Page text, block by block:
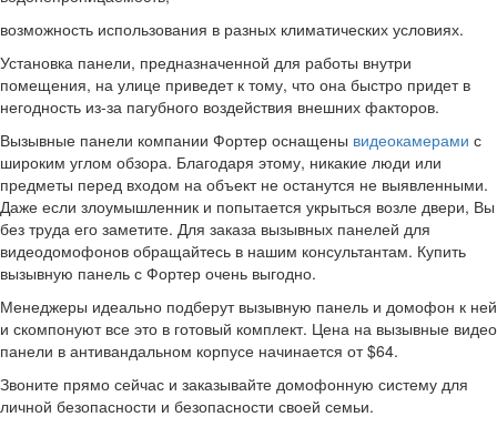
возможность использования в разных климатических условиях.
Установка панели, предназначенной для работы внутри
помещения, на улице приведет к тому, что она быстро придет в
негодность из-за пагубного воздействия внешних факторов.
Вызывные панели компании Фортер оснащены видеокамерами с
широким углом обзора. Благодаря этому, никакие люди или
предметы перед входом на объект не останутся не выявленными.
Даже если злоумышленник и попытается укрыться возле двери, Вы
без труда его заметите. Для заказа вызывных панелей для
видеодомофонов обращайтесь в нашим консультантам. Купить
вызывную панель с Фортер очень выгодно.
Менеджеры идеально подберут вызывную панель и домофон к ней
и скомпонуют все это в готовый комплект. Цена на вызывные видео
панели в антивандальном корпусе начинается от $64.
Звоните прямо сейчас и заказывайте домофонную систему для
личной безопасности и безопасности своей семьи.